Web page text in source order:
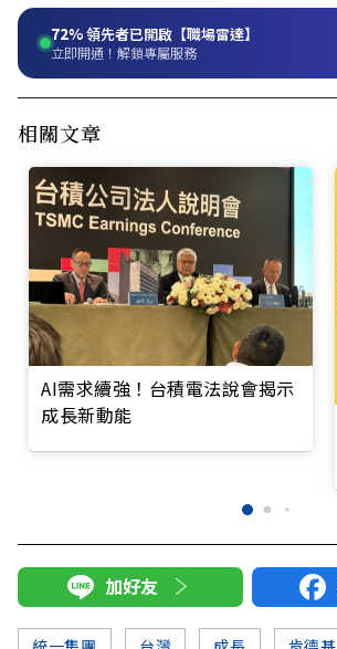
72%領先者已開啟【職場雷達】
立即開通！解鎖專屬服務
相關文章
AI需求續強！台積電法說會揭示
成長新動能
加好友